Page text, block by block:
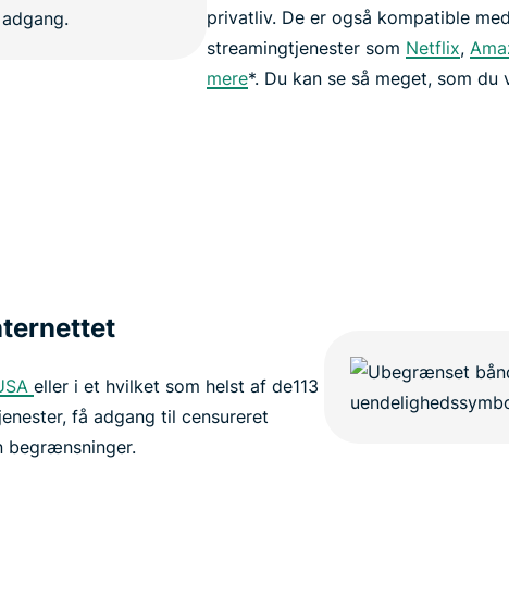
privatliv. De er også kompatible
streamingtjenester som Netflix,
mere*. Du kan se så meget, som
eller i et hvilket som helst af de113
få adgang til censureret
begrænsninger.